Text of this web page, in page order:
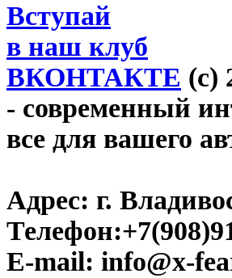
Вступай
в наш клуб
ВКОНТАКТЕ (c)
- современный
все для вашего
Адрес: г.
Телефон:
E-mail: info@x-